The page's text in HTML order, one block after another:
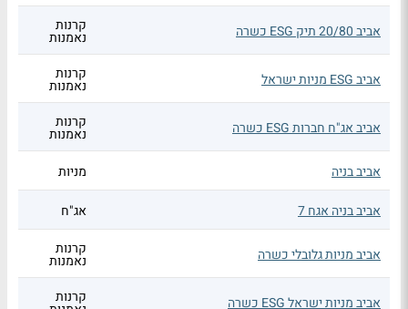
אביב 20/80 תיק ESG כשרה קרנות
נאמנות
אביב ESG מניות ישראל קרנות
נאמנות
אביב אג"ח חברות ESG כשרה קרנות
נאמנות
אביב בניה
מניות
אביב בניה אגח 7 אג"ח
אביב מניות גלובלי כשרה קרנות
נאמנות
אביב מניות ישראל ESG כשרה קרנות